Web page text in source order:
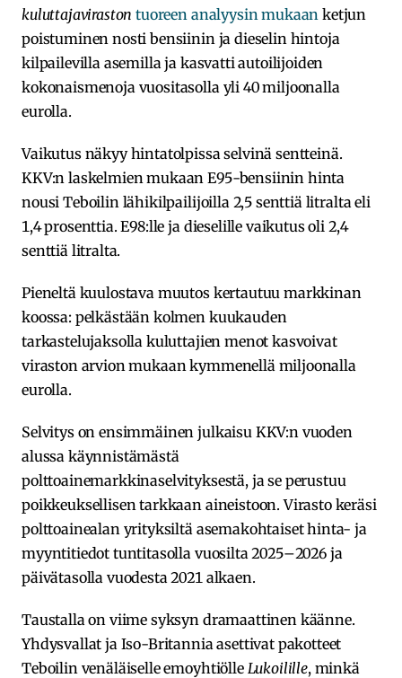
kuluttajaviraston tuoreen analyysin mukaan ketjun
poistuminen nosti bensiinin ja dieselin hintoja
kilpailevilla asemilla ja kasvatti autoilijoiden
kokonaismenoja vuositasolla yli 40 miljoonalla
eurolla.
Vaikutus näkyy hintatolpissa selvinä sentteinä.
KKV:n laskelmien mukaan E95-bensiinin hinta
nousi Teboilin lähikilpailijoilla 2,5 senttiä litralta eli
1,4 prosenttia. E98:lle ja dieselille vaikutus oli 2,4
senttiä litralta.
Pieneltä kuulostava muutos kertautuu markkinan
koossa: pelkästään kolmen kuukauden
tarkastelujaksolla kuluttajien menot kasvoivat
viraston arvion mukaan kymmenellä miljoonalla
eurolla.
Selvitys on ensimmäinen julkaisu KKV:n vuoden
alussa käynnistämästä
polttoainemarkkinaselvityksestä, ja se perustuu
poikkeuksellisen tarkkaan aineistoon. Virasto keräsi
polttoainealan yrityksiltä asemakohtaiset hinta- ja
myyntitiedot tuntitasolla vuosilta 2025–2026 ja
päivätasolla vuodesta 2021 alkaen.
Taustalla on viime syksyn dramaattinen käänne.
Yhdysvallat ja Iso-Britannia asettivat pakotteet
Teboilin venäläiselle emoyhtiölle Lukoilille, minkä